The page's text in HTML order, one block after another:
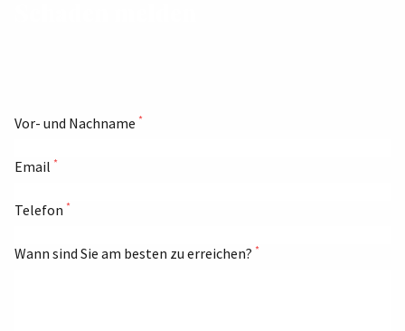
Vor- und Nachname *
Email *
Telefon *
Wann sind Sie am besten zu erreichen? *